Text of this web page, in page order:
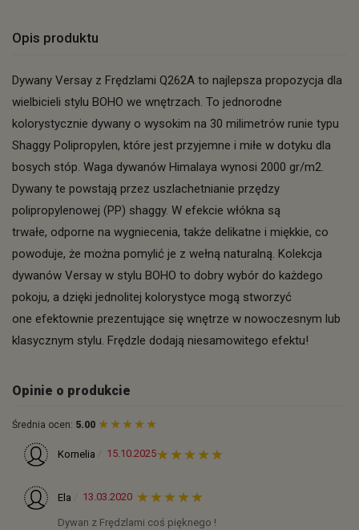
Opis produktu
Dywany Versay z Frędzlami Q262A to najlepsza propozycja dla
wielbicieli stylu BOHO we wnętrzach. To jednorodne
kolorystycznie dywany o wysokim na 30 milimetrów runie typu
Shaggy Polipropylen, które jest przyjemne i miłe w dotyku dla
bosych stóp. Waga dywanów Himalaya wynosi 2000 gr/m2.
Dywany te powstają przez uszlachetnianie przędzy
polipropylenowej (PP) shaggy. W efekcie włókna są
trwałe, odporne na wygniecenia, także delikatne i miękkie, co
powoduje, że można pomylić je z wełną naturalną. Kolekcja
dywanów Versay w stylu BOHO to dobry wybór do każdego
pokoju, a dzięki jednolitej kolorystyce mogą stworzyć
one efektownie prezentujące się wnętrze w nowoczesnym lub
klasycznym stylu. Frędzle dodają niesamowitego efektu!
Opinie o produkcie
Średnia ocen: 5.00
Kornelia 15.10.2025
Ela 13.03.2020
Dywan z Frędzlami coś pięknego !